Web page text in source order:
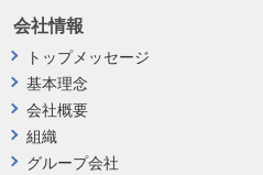
会社情報
トップメッセージ
基本理念
会社概要
組織
グループ会社